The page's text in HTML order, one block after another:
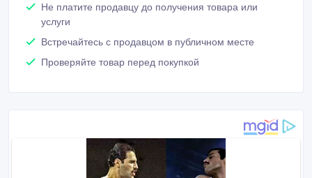
Не платите продавцу до получения товара или
услуги
Встречайтесь с продавцом в публичном месте
Проверяйте товар перед покупкой